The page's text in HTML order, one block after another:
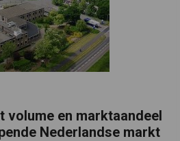
volume en marktaandeel
Nederlandse markt